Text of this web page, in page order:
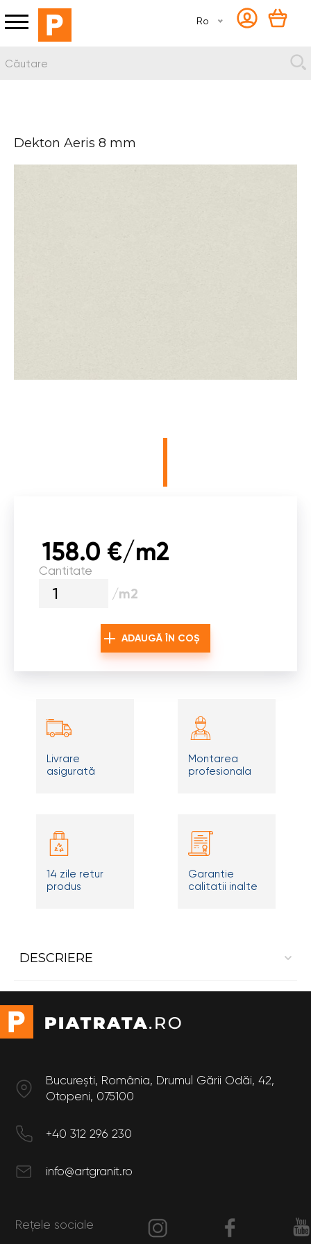
Ro
Dekton Aeris 8 mm
158.0 €/m2
Cantitate
/m2
ADAUGĂ ÎN COȘ
Livrare
asigurată
Montarea
profesionala
14 zile retur
produs
Garantie
calitatii inalte
DESCRIERE
- Grosime 8 mm
București, România, Drumul Gării Odăi, 42,
Otopeni, 075100
+40 312 296 230
info@artgranit.ro
Rețele sociale